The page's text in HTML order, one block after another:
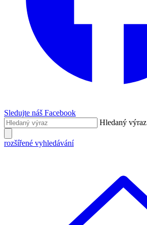
Sledujte náš Facebook
Hledaný výraz
rozšířené vyhledávání